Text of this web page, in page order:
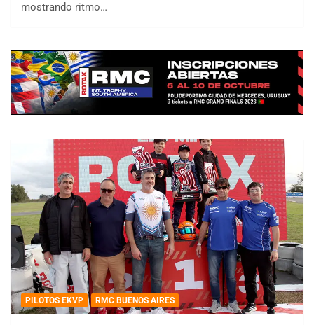
mostrando ritmo…
PILOTOS EKVP RMC BUENOS AIRES